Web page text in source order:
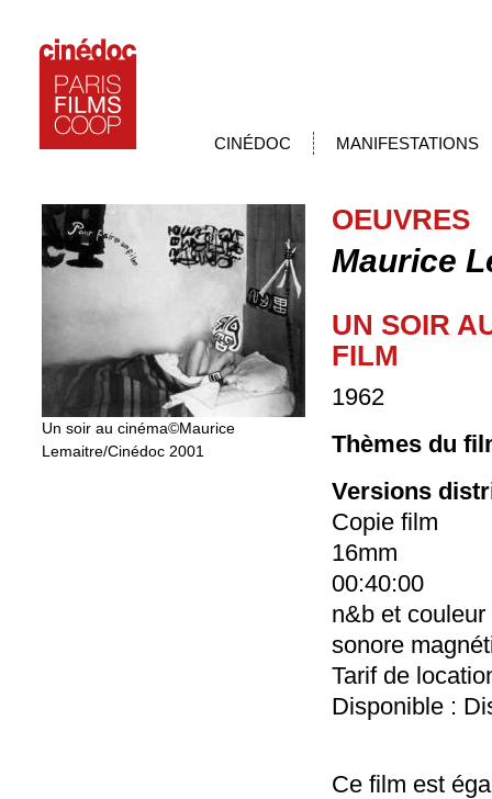
CINÉDOC MANIFESTATIONS
Un soir au cinéma©Maurice
Lemaitre/Cinédoc 2001
OEUVRES
Maurice
UN SOIR
FILM
1962
Thèmes du
Versions
Copie film
16mm
00:40:00
n&b et couleur
sonore
Tarif de
Disponible :
Ce film est